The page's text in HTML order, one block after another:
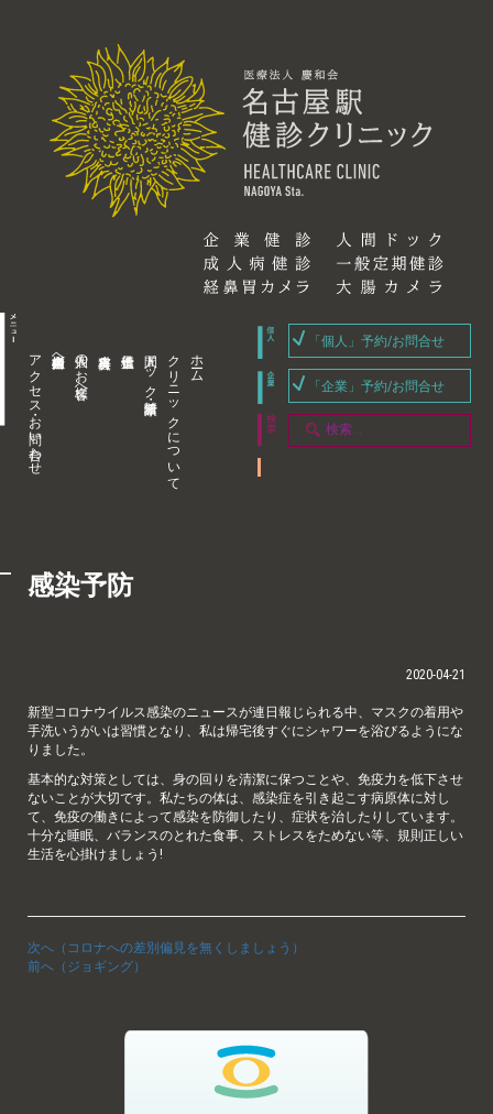
アクセス・お問い合わせ 企業内担当者様へ 個人のお客様へ 人間ドック・健康診断 クリニックについて ホーム
「個人」予約/お問合せ
「企業」予約/お問合せ
感染予防
2020-04-21
新型コロナウイルス感染のニュースが連日報じられる中、マスクの着用や
手洗いうがいは習慣となり、私は帰宅後すぐにシャワーを浴びるようにな
りました。
基本的な対策としては、身の回りを清潔に保つことや、免疫力を低下させ
ないことが大切です。私たちの体は、感染症を引き起こす病原体に対し
て、免疫の働きによって感染を防御したり、症状を治したりしています。
十分な睡眠、バランスのとれた食事、ストレスをためない等、規則正しい
生活を心掛けましょう!
次へ（コロナへの差別偏見を無くしましょう）
前へ（ジョギング）